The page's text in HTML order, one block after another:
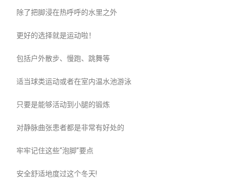
除了把脚浸在热呼呼的水里之外
更好的选择就是运动啦！
包括户外散步、慢跑、跳舞等
适当球类运动或者在室内温水池游泳
只要是能够活动到小腿的锻炼
对静脉曲张患者都是非常有好处的
牢牢记住这些“泡脚”要点
安全舒适地度过这个冬天!